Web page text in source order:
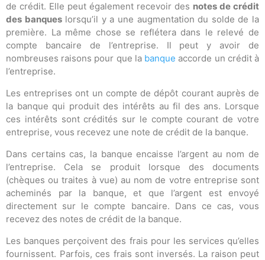
de crédit. Elle peut également recevoir des notes de crédit
des banqueslorsqu’il y a une augmentation du solde de la
première. La même chose se reflétera dans le relevé de
compte bancaire de l’entreprise. Il peut y avoir de
nombreuses raisons pour que la banque accorde un crédit à
l’entreprise.
Les entreprises ont un compte de dépôt courant auprès de
la banque qui produit des intérêts au fil des ans. Lorsque
ces intérêts sont crédités sur le compte courant de votre
entreprise, vous recevez une note de crédit de la banque.
Dans certains cas, la banque encaisse l’argent au nom de
l’entreprise. Cela se produit lorsque des documents
(chèques ou traites à vue) au nom de votre entreprise sont
acheminés par la banque, et que l’argent est envoyé
directement sur le compte bancaire. Dans ce cas, vous
recevez des notes de crédit de la banque.
Les banques perçoivent des frais pour les services qu’elles
fournissent. Parfois, ces frais sont inversés. La raison peut